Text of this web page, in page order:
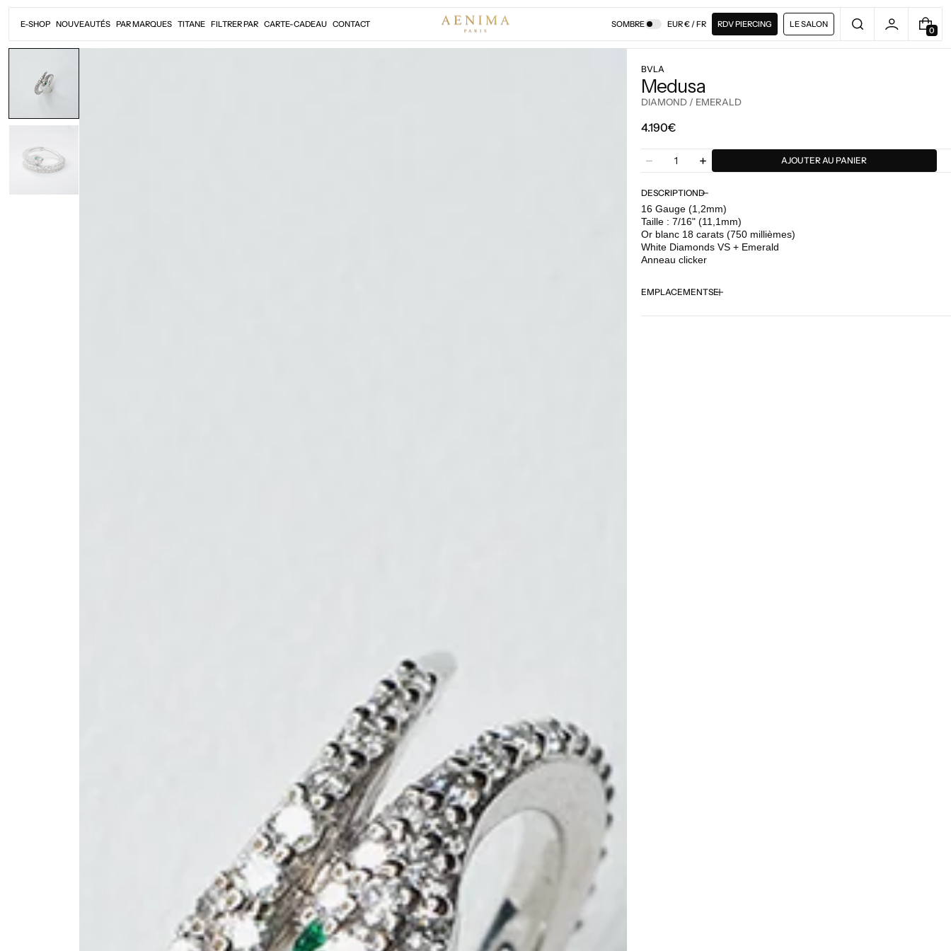
Passer
contenu
E-SHOP NOUVEAUTÉS PAR MARQUES TITANE FILTRER PAR CARTE-CADEAU CONTACT SOMBRE EUR € / FR RDV PIERCING LE SALON
00
A
BVLA
Medusa
DIAMOND / EMERALD
Prix
4.190€
Diminuer
quantité
pour
BVLA
Medusa
Emerald
Quantité
Augmenter
quantité
pour
BVLA
Medusa
Emerald
AJOUTER AU PANIER
DESCRIPTION
16 Gauge (1,2mm)
Taille : 7/16" (11,1mm)
Or blanc 18 carats (750 millièmes)
White Diamonds VS + Emerald
Anneau clicker
EMPLACEMENTS